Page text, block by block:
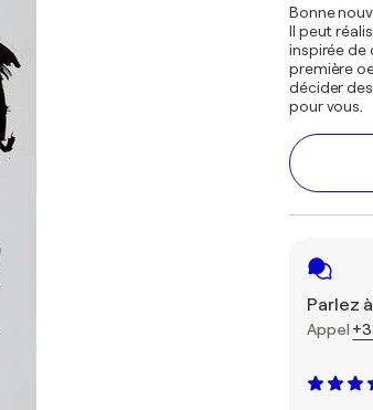
Bonne
Il peut
inspirée de
première
décider
pour vous.
Parlez
Appel